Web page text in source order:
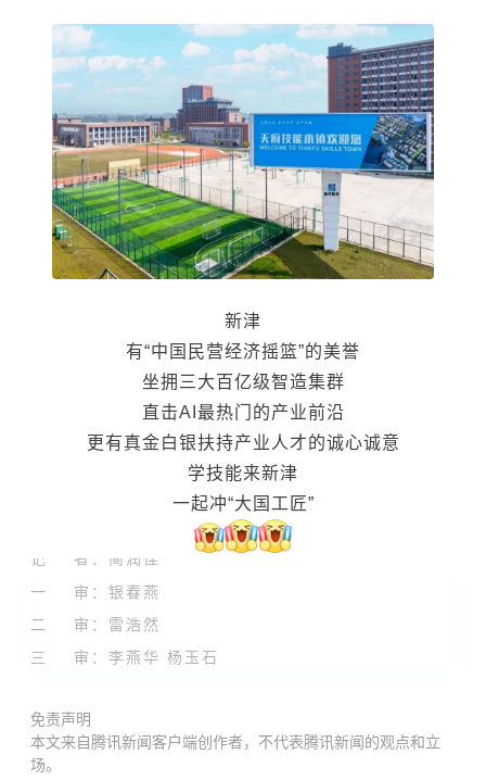
新津
有“中国民营经济摇篮”的美誉
坐拥三大百亿级智造集群
直击AI最热门的产业前沿
更有真金白银扶持产业人才的诚心诚意
学技能来新津
一起冲“大国工匠”
记 者：简润佳
一 审：银春燕
二 审：雷浩然
三 审： 李燕华 杨玉石
免责声明
本文来自腾讯新闻客户端创作者，不代表腾讯新闻的观点和立
场。